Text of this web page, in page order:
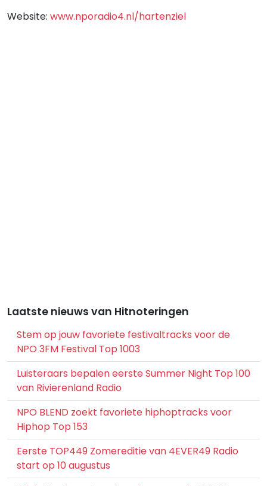
Website: www.nporadio4.nl/hartenziel
Laatste nieuws van Hitnoteringen
Stem op jouw favoriete festivaltracks voor de
NPO 3FM Festival Top 1003
Luisteraars bepalen eerste Summer Night Top 100
van Rivierenland Radio
NPO BLEND zoekt favoriete hiphoptracks voor
Hiphop Top 153
Eerste TOP449 Zomereditie van 4EVER49 Radio
start op 10 augustus